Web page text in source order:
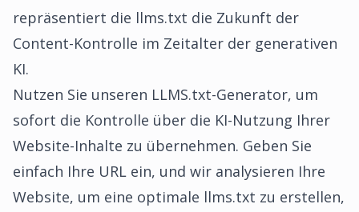
repräsentiert die llms.txt die Zukunft der
Content-Kontrolle im Zeitalter der generativen
KI.
Nutzen Sie unseren LLMS.txt-Generator, um
sofort die Kontrolle über die KI-Nutzung Ihrer
Website-Inhalte zu übernehmen. Geben Sie
einfach Ihre URL ein, und wir analysieren Ihre
Website, um eine optimale llms.txt zu erstellen,